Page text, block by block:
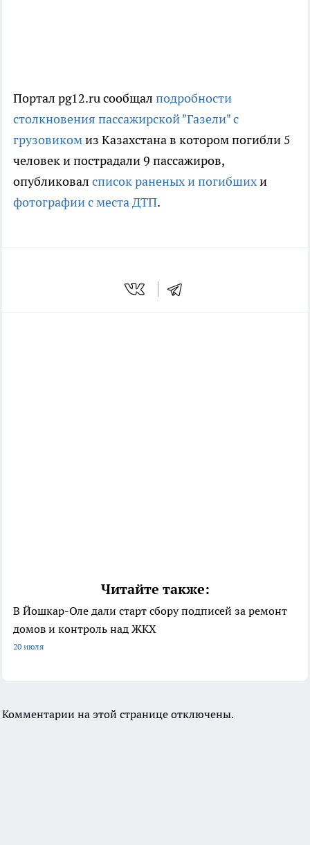
Портал pg12.ru сообщал подробности
столкновения пассажирской "Газели" с
грузовикомиз Казахстана в котором погибли 5
человек и пострадали 9 пассажиров,
опубликовал список раненых и погибшихи
фотографии с места ДТП.
Читайте также:
В Йошкар-Оле дали старт сбору подписей за ремонт
домов и контроль над ЖКХ
20 июля
Комментарии на этой странице отключены.